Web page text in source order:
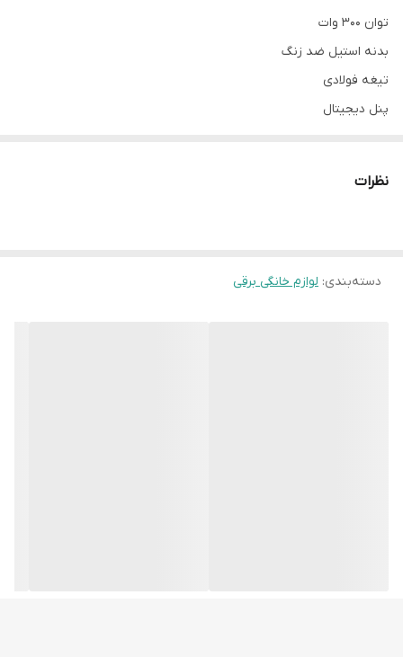
توان 300 وات
بدنه استیل ضد زنگ
تیغه فولادی
پنل دیجیتال
نظرات
دسته‌بندی: لوازم خانگی برقی